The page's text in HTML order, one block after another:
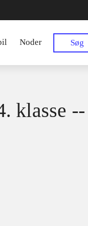
Noder Søg
klasse --